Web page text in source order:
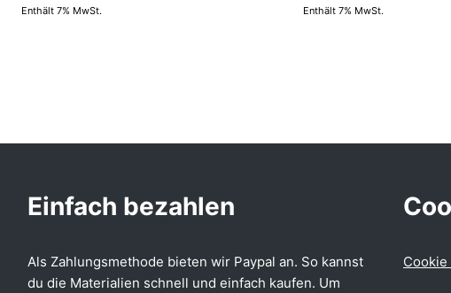
Enthält 7% MwSt. Enthält 7% MwSt.
Einfach bezahlen
Als Zahlungsmethode bieten wir Paypal an. So kannst
du die Materialien schnell und einfach kaufen. Um